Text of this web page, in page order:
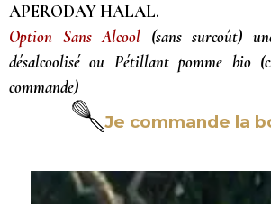
APERODAY HALAL.
Option Sans Alcool (sans surcoût)
désalcoolisé ou Pétillant pomme bio
commande)
Je commande la